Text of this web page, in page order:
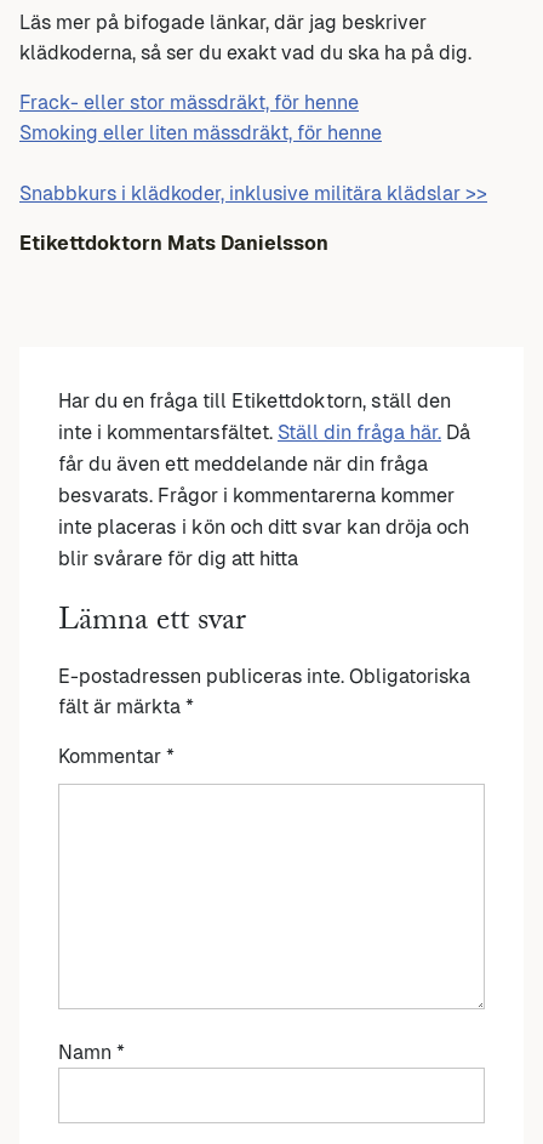
Läs mer på bifogade länkar, där jag beskriver
klädkoderna, så ser du exakt vad du ska ha på dig.
Frack- eller stor mässdräkt, för henne
Smoking eller liten mässdräkt, för henne
Snabbkurs i klädkoder, inklusive militära klädslar >>
Etikettdoktorn Mats Danielsson
Har du en fråga till Etikettdoktorn, ställ den
inte i kommentarsfältet. Ställ din fråga här. Då
får du även ett meddelande när din fråga
besvarats. Frågor i kommentarerna kommer
inte placeras i kön och ditt svar kan dröja och
blir svårare för dig att hitta
Lämna ett svar
E-postadressen publiceras inte. Obligatoriska
fält är märkta *
Kommentar *
Namn *